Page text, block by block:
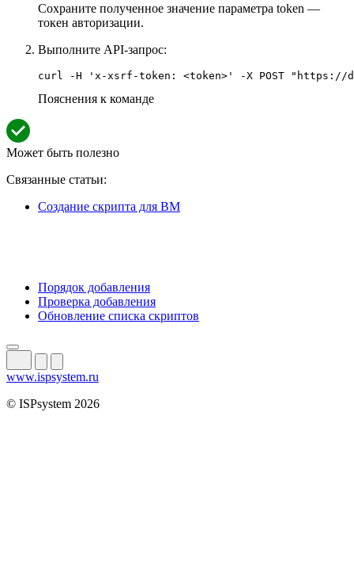
Сохраните полученное значение параметра token —
токен авторизации.
Выполните API-запрос:
Пояснения к команде
Может быть полезно
Связанные статьи:
Создание скрипта для ВМ
Порядок добавления
Проверка добавления
Обновление списка скриптов
www.ispsystem.ru
© ISPsystem 2026